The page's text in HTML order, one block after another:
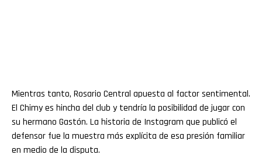
Mientras tanto, Rosario Central apuesta al factor sentimental.
El Chimy es hincha del club y tendría la posibilidad de jugar con
su hermano Gastón. La historia de Instagram que publicó el
defensor fue la muestra más explícita de esa presión familiar
en medio de la disputa.